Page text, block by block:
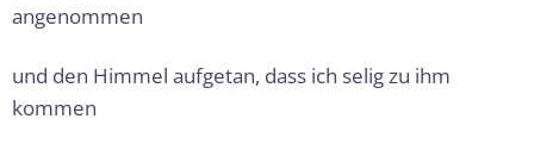
angenommen
und den Himmel aufgetan, dass ich selig zu ihm
kommen